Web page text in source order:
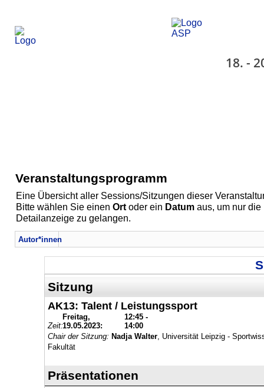
18. -
Veranstaltungsprogramm
Eine Übersicht aller Sessions/Sitzungen dieser
Bitte wählen Sie einen Ortoder ein Datumaus, um nur die
Detailanzeige zu gelangen.
Autor*innen
Sitzung
AK13: Talent / Leistungssport
Zeit:
Freitag,
19.05.2023:
12:45 -
14:00
Chair der Sitzung: Nadja Walter, Universität Leipzig -
Fakultät
Präsentationen